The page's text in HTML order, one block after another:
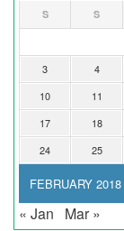
FEBRUARY 2018
S S
3
4
10
11
17
18
24
25
« Jan Mar »